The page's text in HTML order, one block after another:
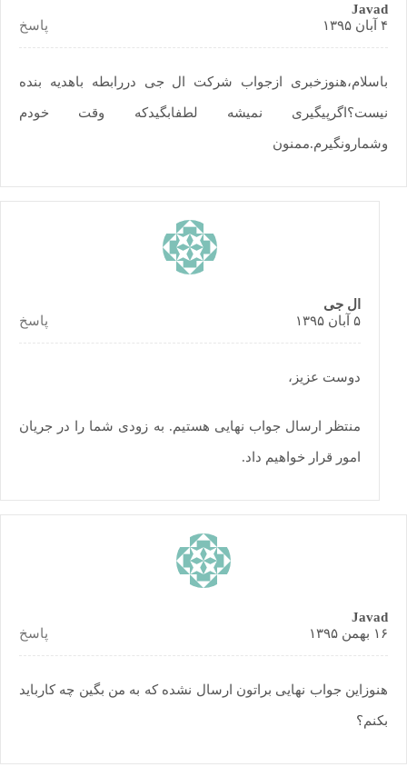
Javad
پاسخ
باسلام،هنوزخبری ازجواب شرکت ال جی دررابطه باهدیه بنده
نیست؟اگرپیگیری نمیشه لطفابگیدکه وقت خودم
وشمارونگیرم.ممنون
ال جی
پاسخ
دوست عزیز،
منتظر ارسال جواب نهایی هستیم. به زودی شما را در جریان
امور قرار خواهیم داد.
Javad
۱۶ بهمن ۱۳۹۵
پاسخ
هنوزاین جواب نهایی براتون ارسال نشده که به من بگین چه کارباید
بکنم؟